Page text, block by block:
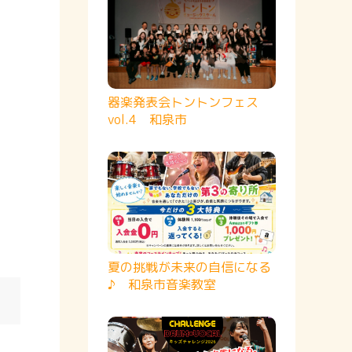
器楽発表会トントンフェス
vol.4 和泉市
夏の挑戦が未来の自信になる
♪ 和泉市音楽教室